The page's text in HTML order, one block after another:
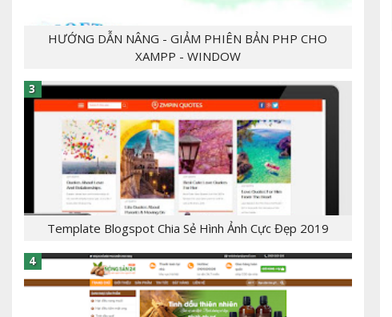
ĐỀ:Template Bloger - NGÔN NGỮ: xml, html,css,js
- CHỨC NĂNG: label, responsive,, - Mẫu T...
HƯỚNG DẪN NÂNG - GIẢM PHIÊN BẢN PHP CHO
XAMPP - WINDOW
Template Blogspot Chia Sẻ Hình Ảnh Cực Đẹp 2019